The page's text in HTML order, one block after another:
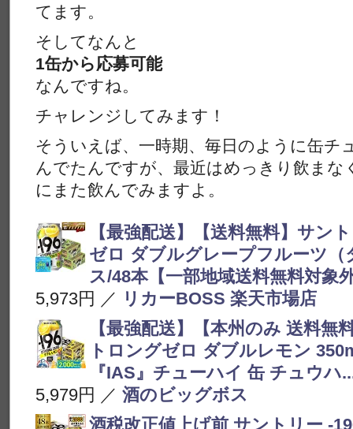
てます。
そしてなんと
1缶から応募可能
なんですね。
チャレンジしてみます！
そういえば、一時期、毎日のように缶チ
んでたんですが、最近はめっきり飲まな
にまた飲んでみますよ。
【最強配送】【送料無料】サン
ゼロ ダブルグレープフルーツ（
ス/48本【一部地域送料無料対象
5,973円 ／ リカーBOSS 楽天市場店
【最強配送】【本州のみ 送料
トロングゼロ ダブルレモン
『IAS』チューハイ 缶 チュウハ
5,979円 ／ 酒のビッグボス
酒税改正値上げ前 サントリー -